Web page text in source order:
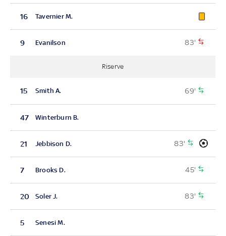
16 Tavernier M.
9 Evanilson 83'
Riserve
15 Smith A. 69'
47 Winterburn B.
21 Jebbison D. 83'
7 Brooks D. 45'
20 Soler J. 83'
5 Senesi M.